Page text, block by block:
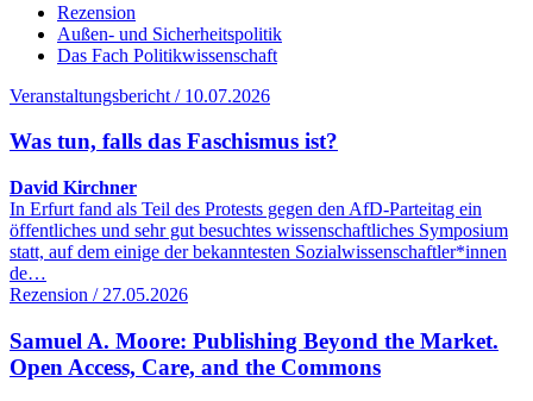
Rezension
Außen- und Sicherheitspolitik
Das Fach Politikwissenschaft
Veranstaltungsbericht / 10.07.2026
Was tun, falls das Faschismus ist?
David Kirchner
In Erfurt fand als Teil des Protests gegen den AfD-Parteitag ein
öffentliches und sehr gut besuchtes wissenschaftliches Symposium
statt, auf dem einige der bekanntesten Sozialwissenschaftler*innen
de…
Rezension / 27.05.2026
Samuel A. Moore: Publishing Beyond the Market.
Open Access, Care, and the Commons